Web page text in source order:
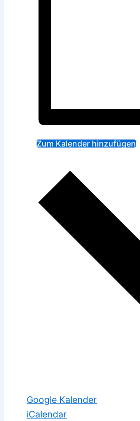
Zum Kalender hinzufügen
Google Kalender
iCalendar